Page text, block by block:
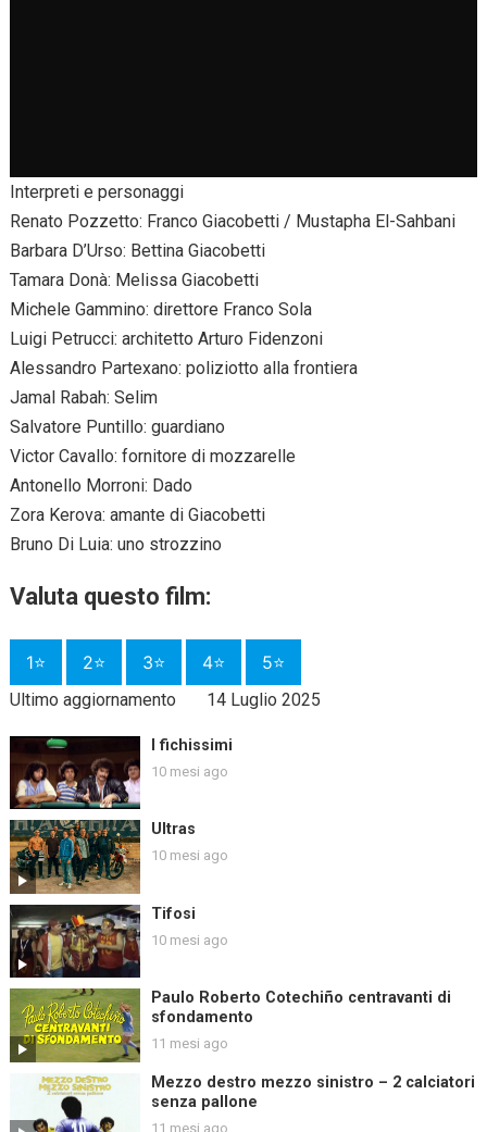
Interpreti e personaggi
Renato Pozzetto: Franco Giacobetti / Mustapha El-Sahbani
Barbara D’Urso: Bettina Giacobetti
Tamara Donà: Melissa Giacobetti
Michele Gammino: direttore Franco Sola
Luigi Petrucci: architetto Arturo Fidenzoni
Alessandro Partexano: poliziotto alla frontiera
Jamal Rabah: Selim
Salvatore Puntillo: guardiano
Victor Cavallo: fornitore di mozzarelle
Antonello Morroni: Dado
Zora Kerova: amante di Giacobetti
Bruno Di Luia: uno strozzino
Valuta questo film:
1⭐ 2⭐ 3⭐ 4⭐ 5⭐
Ultimo aggiornamento 14 Luglio 2025
I fichissimi
10 mesi ago
Ultras
10 mesi ago
Tifosi
10 mesi ago
Paulo Roberto Cotechiño centravanti di
sfondamento
11 mesi ago
Mezzo destro mezzo sinistro – 2 calciatori
senza pallone
11 mesi ago